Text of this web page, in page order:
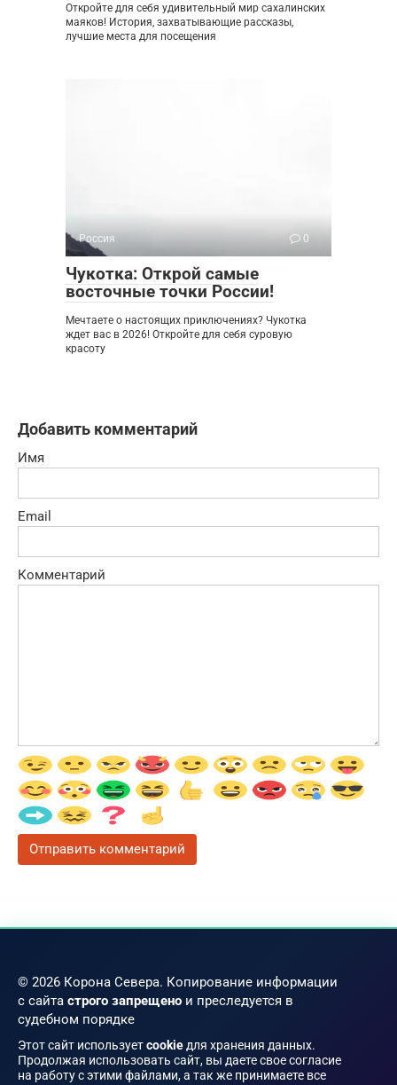
Откройте для себя удивительный мир сахалинских
маяков! История, захватывающие рассказы,
лучшие места для посещения
Россия 0
Чукотка: Открой самые
восточные точки России!
Мечтаете о настоящих приключениях? Чукотка
ждет вас в 2026! Откройте для себя суровую
красоту
Добавить комментарий
Имя
Email
Комментарий
© 2026 Корона Севера. Копирование информации
с сайта строго запрещено и преследуется в
судебном порядке
Этот сайт используетcookieдля хранения данных.
Продолжая использовать сайт, вы даете свое согласие
на работу с этими файлами, а так же принимаете все